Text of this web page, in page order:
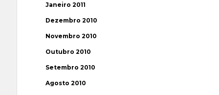
Janeiro 2011
Dezembro 2010
Novembro 2010
Outubro 2010
Setembro 2010
Agosto 2010